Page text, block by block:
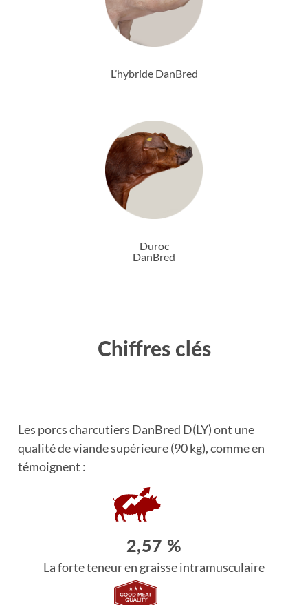
L’hybride DanBred
Duroc
DanBred
Chiffres clés
Les porcs charcutiers DanBred D(LY) ont une
qualité de viande supérieure (90 kg), comme en
témoignent :
2,57 %
La forte teneur en graisse intramusculaire